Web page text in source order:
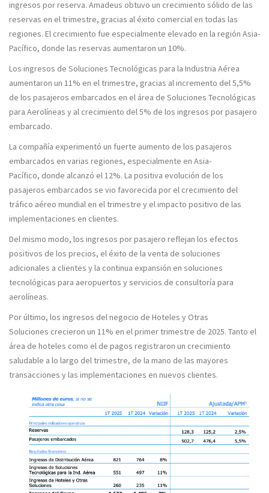
ingresos por reserva. Amadeus obtuvo un crecimiento sólido de las
reservas en el trimestre, gracias al éxito comercial en todas las
regiones. El crecimiento fue especialmente elevado en la región Asia-
Pacífico, donde las reservas aumentaron un 10%.
Los ingresos de Soluciones Tecnológicas para la Industria Aérea
aumentaron un 11% en el trimestre, gracias al incremento del 5,5%
de los pasajeros embarcados en el área de Soluciones Tecnológicas
para Aerolíneas y al crecimiento del 5% de los ingresos por pasajero
embarcado.
La compañía experimentó un fuerte aumento de los pasajeros
embarcados en varias regiones, especialmente en Asia-
Pacífico, donde alcanzó el 12%. La positiva evolución de los
pasajeros embarcados se vio favorecida por el crecimiento del
tráfico aéreo mundial en el trimestre y el impacto positivo de las
implementaciones en clientes.
Del mismo modo, los ingresos por pasajero reflejan los efectos
positivos de los precios, el éxito de la venta de soluciones
adicionales a clientes y la continua expansión en soluciones
tecnológicas para aeropuertos y servicios de consultoría para
aerolíneas.
Por último, los ingresos del negocio de Hoteles y Otras
Soluciones crecieron un 11% en el primer trimestre de 2025. Tanto el
área de hoteles como el de pagos registraron un crecimiento
saludable a lo largo del trimestre, de la mano de las mayores
transacciones y las implementaciones en nuevos clientes.